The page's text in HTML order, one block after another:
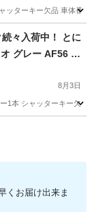
ッターキー欠品 車体
々入荷中！ とに
グレー AF56 人
！バッテリー新
8月3日
1本 シャッターキー
くお届け出来ま